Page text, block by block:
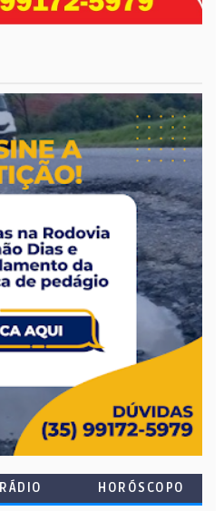
RÁDIO HORÓSCOPO